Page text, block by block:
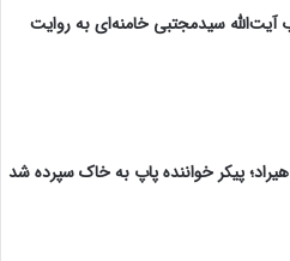
آیت‌الله سیدمجتبی خامنه‌ای به روایت
پیکر خواننده پاپ به خاک سپرده شد